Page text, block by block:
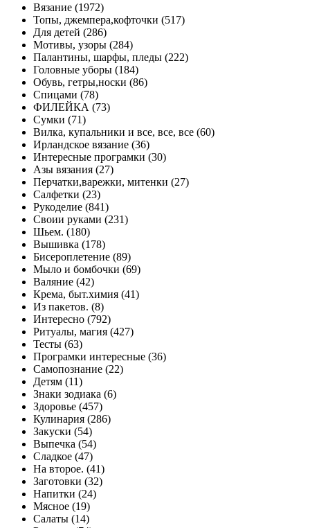
Вязание (1972)
Топы, джемпера,кофточки (517)
Для детей (286)
Мотивы, узоры (284)
Палантины, шарфы, пледы (222)
Головные уборы (184)
Обувь, гетры,носки (86)
Спицами (78)
ФИЛЕЙКА (73)
Сумки (71)
Вилка, купальники и все, все, все (60)
Ирландское вязание (36)
Интересные програмки (30)
Азы вязания (27)
Перчатки,варежки, митенки (27)
Салфетки (23)
Рукоделие (841)
Своии руками (231)
Шьем. (180)
Вышивка (178)
Бисероплетение (89)
Мыло и бомбочки (69)
Валяние (42)
Крема, быт.химия (41)
Из пакетов. (8)
Интересно (792)
Ритуалы, магия (427)
Тесты (63)
Програмки интересные (36)
Самопознание (22)
Детям (11)
Знаки зодиака (6)
Здоровье (457)
Кулинария (286)
Закуски (54)
Выпечка (54)
Сладкое (47)
На второе. (41)
Заготовки (32)
Напитки (24)
Мясное (19)
Салаты (14)